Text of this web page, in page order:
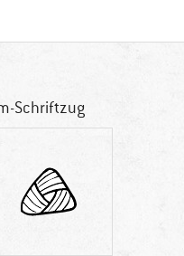
Schriftzug